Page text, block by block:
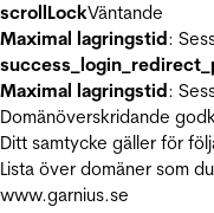
scrollLockVäntande
Maximal lagringstid:
Maximal lagringstid:
Domänöverskridande
Ditt samtycke gäller för
Lista över domäner som
www.garnius.se